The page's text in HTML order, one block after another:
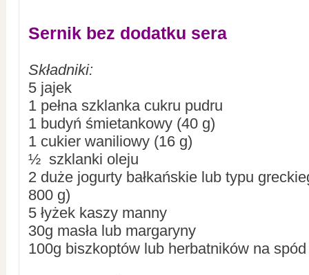
Sernik bez dodatku sera
Składniki:
5 jajek
1 pełna szklanka cukru pudru
1 budyń śmietankowy (40 g)
1 cukier waniliowy (16 g)
½ szklanki oleju
2 duże jogurty bałkańskie lub typu
800 g)
5 łyżek kaszy manny
30g masła lub margaryny
100g biszkoptów lub herbatników na